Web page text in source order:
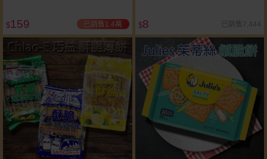
$159 已銷售1.4萬 $8 已銷售7,444